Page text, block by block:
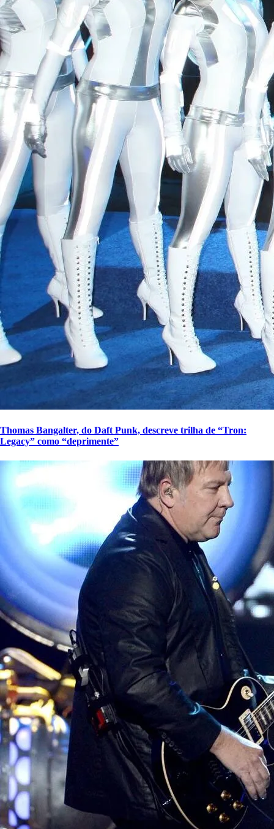
Thomas Bangalter, do Daft Punk, descreve trilha de “Tron:
Legacy” como “deprimente”